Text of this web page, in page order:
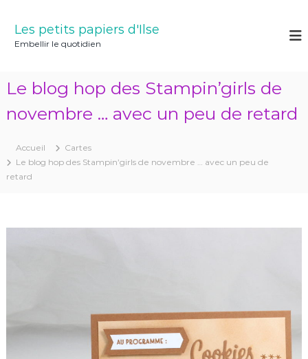
Les petits papiers d'Ilse
Embellir le quotidien
Le blog hop des Stampin’girls de
novembre … avec un peu de retard
Accueil
Cartes
Le blog hop des Stampin’girls de novembre … avec un peu de
retard